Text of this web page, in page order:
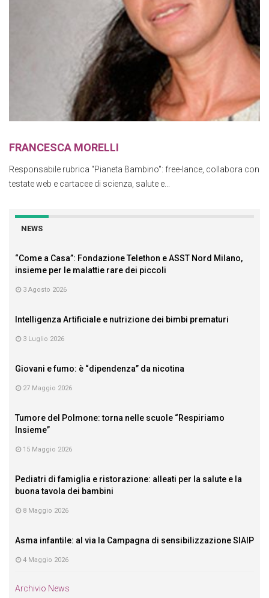
FRANCESCA MORELLI
Responsabile rubrica "Pianeta Bambino": free-lance, collabora con
testate web e cartacee di scienza, salute e...
NEWS
“Come a Casa”: Fondazione Telethon e ASST Nord Milano,
insieme per le malattie rare dei piccoli
3 Agosto 2026
Intelligenza Artificiale e nutrizione dei bimbi prematuri
3 Luglio 2026
Giovani e fumo: è “dipendenza” da nicotina
27 Maggio 2026
Tumore del Polmone: torna nelle scuole “Respiriamo
Insieme”
15 Maggio 2026
Pediatri di famiglia e ristorazione: alleati per la salute e la
buona tavola dei bambini
8 Maggio 2026
Asma infantile: al via la Campagna di sensibilizzazione SIAIP
4 Maggio 2026
Archivio News